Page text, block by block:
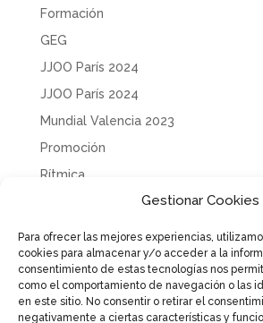
Gestionar Cookies
Para ofrecer las mejores experiencias,
cookies para almacenar y/o acceder a la
consentimiento de estas tecnologías nos
como el comportamiento de navegación o las
en este sitio. No consentir o retirar el
negativamente a ciertas características y
Formación
GEG
JJOO París 2024
JJOO París 2024
Mundial Valencia 2023
Promoción
Rítmica
Tecnificación
Uncategorized